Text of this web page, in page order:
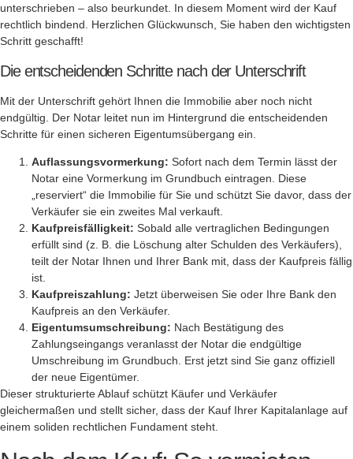
unterschrieben – also beurkundet. In diesem Moment wird der Kauf
rechtlich bindend. Herzlichen Glückwunsch, Sie haben den wichtigsten
Schritt geschafft!
Die entscheidenden Schritte nach der Unterschrift
Mit der Unterschrift gehört Ihnen die Immobilie aber noch nicht
endgültig. Der Notar leitet nun im Hintergrund die entscheidenden
Schritte für einen sicheren Eigentumsübergang ein.
Auflassungsvormerkung: Sofort nach dem Termin lässt der
Notar eine Vormerkung im Grundbuch eintragen. Diese
„reserviert“ die Immobilie für Sie und schützt Sie davor, dass der
Verkäufer sie ein zweites Mal verkauft.
Kaufpreisfälligkeit: Sobald alle vertraglichen Bedingungen
erfüllt sind (z. B. die Löschung alter Schulden des Verkäufers),
teilt der Notar Ihnen und Ihrer Bank mit, dass der Kaufpreis fällig
ist.
Kaufpreiszahlung: Jetzt überweisen Sie oder Ihre Bank den
Kaufpreis an den Verkäufer.
Eigentumsumschreibung: Nach Bestätigung des
Zahlungseingangs veranlasst der Notar die endgültige
Umschreibung im Grundbuch. Erst jetzt sind Sie ganz offiziell
der neue Eigentümer.
Dieser strukturierte Ablauf schützt Käufer und Verkäufer
gleichermaßen und stellt sicher, dass der Kauf Ihrer Kapitalanlage auf
einem soliden rechtlichen Fundament steht.